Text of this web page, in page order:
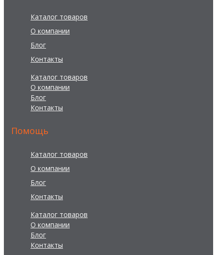
Каталог товаров
О компании
Блог
Контакты
Каталог товаров
О компании
Блог
Контакты
Помощь
Каталог товаров
О компании
Блог
Контакты
Каталог товаров
О компании
Блог
Контакты